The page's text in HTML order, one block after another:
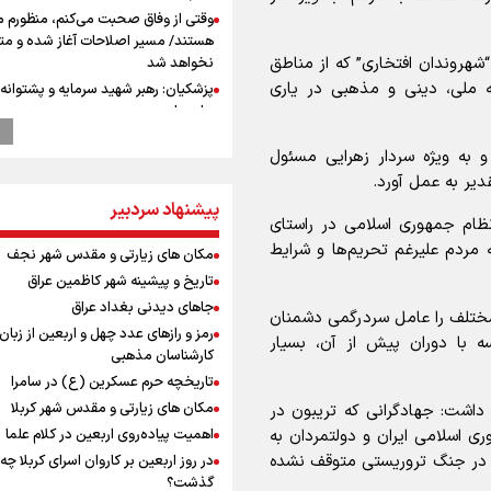
افتخاری” که از مناطق
ملی، دینی و مذهبی در یاری
به ویژه سردار زهرایی مسئول
به عمل آورد.
جمهوری اسلامی در راستای
مردم علیرغم تحریم‌ها و شرایط
را عامل سردرگمی دشمنان
با دوران پیش از آن، بسیار
داشت: جهادگرانی که تریبون در
اسلامی ایران و دولتمردان به
در جنگ تروریستی متوقف نشده
وقتی از وفاق صحبت می‌کنم، منظورم
هستند/ مسیر اصلاحات آغاز شده و
نخواهد شد
پزشکیان: رهبر شهید سرمایه و
برای ما بود
نجف تا کربلا
گزارشی از ورود وزیر ورزش و جوانان
باکو برای امضای سند برنامه اجرایی با
آذربایجانی
رهبر شهید انقلاب: ادّعاهای دروغین
آمریکایی‌ها باید افشا شود
عماد احمدوند : نسخه نانویی برای حل
بحران منابع آبی کشور
جابجایی مرکز ثقل اقتصاد جهان
فرصت طلایی برای اقتصاد ایران
یحیی سریع: در عملیاتی گسترده
نظامی وابسته به عربستان را هدف قرار
پیشنهاد سردبیر
مکان های زیارتی و مقدس شهر نجف
تاریخ و پیشینه شهر کاظمین عراق
جاهای دیدنی بغداد عراق
رمز و رازهای عدد چهل و اربعین از زبان
کارشناسان مذهبی
تاریخچه حرم عسکرین (ع) در سامرا
مکان های زیارتی و مقدس شهر کربلا
اهمیت پیاده‌روی اربعین در کلام علما
در روز اربعین بر کاروان اسرای کربلا چه
گذشت؟